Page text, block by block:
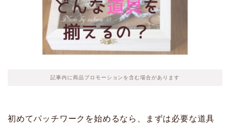
記事内に商品プロモーションを含む場合があります
初めてパッチワークを始めるなら、まずは必要な道具